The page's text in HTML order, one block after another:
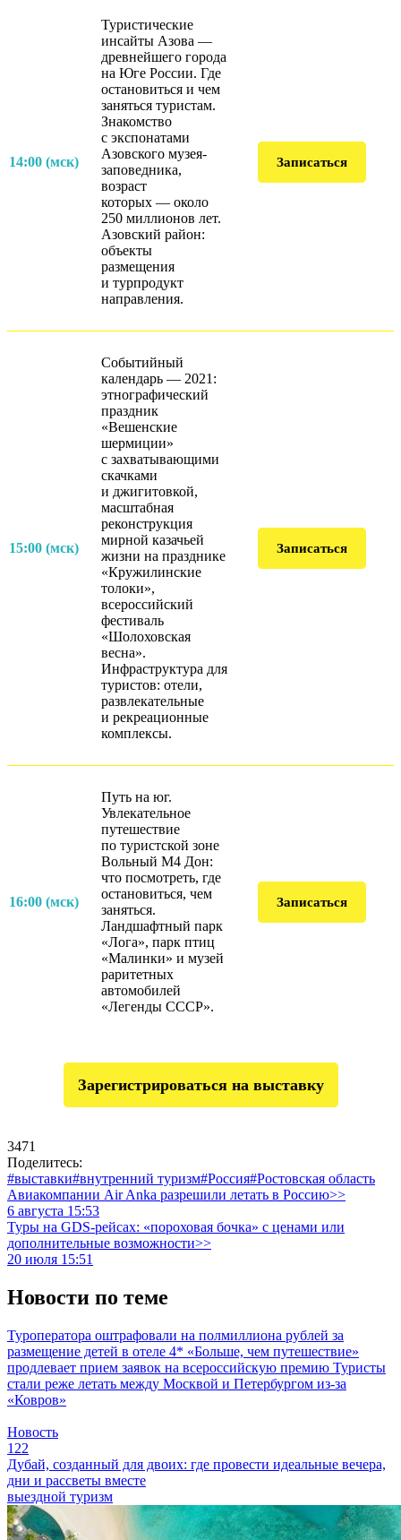
14:00 (мск)
Туристические
инсайты Азова —
древнейшего города
на Юге России. Где
остановиться и чем
заняться туристам.
Знакомство
с экспонатами
Азовского музея-
заповедника,
возраст
которых — около
250 миллионов лет.
Азовский район:
объекты
размещения
и турпродукт
направления.
Записаться
15:00 (мск)
Событийный
календарь — 2021:
этнографический
праздник
«Вешенские
шермиции»
с захватывающими
скачками
и джигитовкой,
масштабная
реконструкция
мирной казачьей
жизни на празднике
«Кружилинские
толоки»,
всероссийский
фестиваль
«Шолоховская
весна».
Инфраструктура для
туристов: отели,
развлекательные
и рекреационные
комплексы.
Записаться
16:00 (мск)
Путь на юг.
Увлекательное
путешествие
по туристской зоне
Вольный M4 Дон:
что посмотреть, где
остановиться, чем
заняться.
Ландшафтный парк
«Лога», парк птиц
«Малинки» и музей
раритетных
автомобилей
«Легенды СССР».
Записаться
Зарегистрироваться на выставку
3471
Поделитесь:
#выставки#внутренний туризм#Россия#Ростовская область
Авиакомпании Air Anka разрешили летать в Россию>>
6 августа 15:53
Туры на GDS-рейсах: «пороховая бочка» с ценами или
дополнительные возможности>>
20 июля 15:51
Новости по теме
Туроператора оштрафовали на полмиллиона рублей за
размещение детей в отеле 4* «Больше, чем путешествие»
продлевает прием заявок на всероссийскую премию Туристы
стали реже летать между Москвой и Петербургом из-за
«Ковров»
Новость
122
Дубай, созданный для двоих: где провести идеальные вечера,
дни и рассветы вместе
выездной туризм